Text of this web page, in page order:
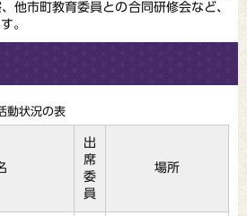
他市町教育委員との合同研修会など、
。
動状況の表
出
席
委
員
場所